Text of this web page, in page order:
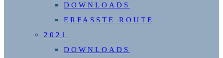
DOWNLOADS
ERFASSTE ROUTE
2021
DOWNLOADS